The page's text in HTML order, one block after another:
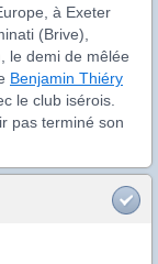
à Exeter
(Brive),
le demi de mêlée
Benjamin Thiéry
le club isérois.
pas terminé son